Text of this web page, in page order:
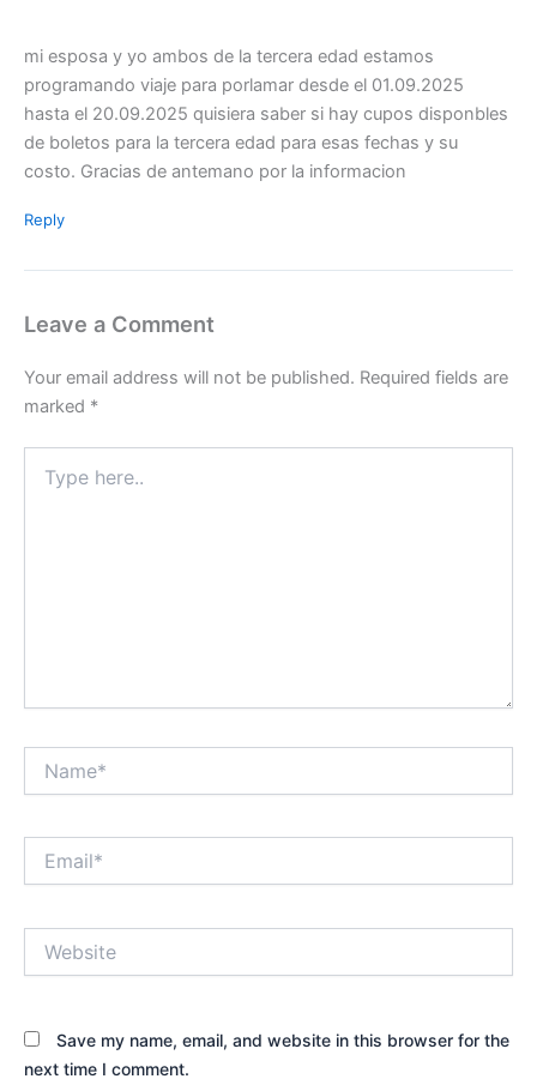
mi esposa y yo ambos de la tercera edad estamos
programando viaje para porlamar desde el 01.09.2025
hasta el 20.09.2025 quisiera saber si hay cupos disponbles
de boletos para la tercera edad para esas fechas y su
costo. Gracias de antemano por la informacion
Reply
Leave a Comment
Your email address will not be published. Required fields are
marked *
here..
Save my name, email, and website in this browser for the
next time I comment.